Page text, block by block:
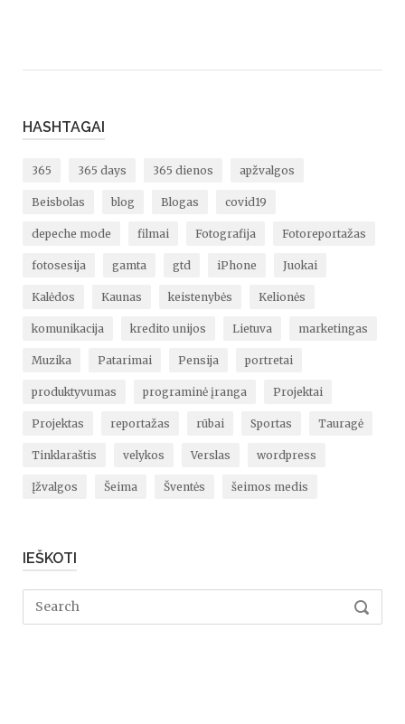
HASHTAGAI
365 365 days 365 dienos apžvalgos
Beisbolas blog Blogas covid19
depeche mode filmai Fotografija Fotoreportažas
fotosesija gamta gtd iPhone Juokai
Kalėdos Kaunas keistenybės Kelionės
komunikacija kredito unijos Lietuva marketingas
Muzika Patarimai Pensija portretai
produktyvumas programinė įranga Projektai
Projektas reportažas rūbai Sportas Tauragė
Tinklaraštis velykos Verslas wordpress
Įžvalgos Šeima Šventės šeimos medis
IEŠKOTI
Search